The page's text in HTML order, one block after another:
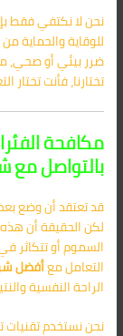
نحن لا نكتفي فقط
للوقاية والحماية
ضرر بيئي أو صحي،
تختارنا، فأنت تختار
مكافحة
بالتواصل مع
قد تعتقد أن وضع
لكن الحقيقة أن
السموم أو تتكاثر
التعامل معأفضل
الراحة النفسية
نحن نستخدم تقنيات